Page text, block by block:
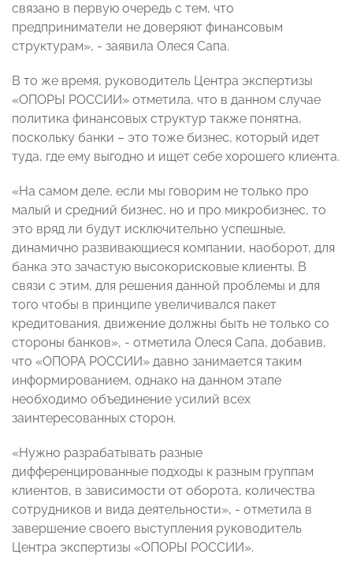
связано в первую очередь с тем, что
предприниматели не доверяют финансовым
структурам», - заявила Олеся Сапа.
В то же время, руководитель Центра экспертизы
«ОПОРЫ РОССИИ» отметила, что в данном случае
политика финансовых структур также понятна,
поскольку банки – это тоже бизнес, который идет
туда, где ему выгодно и ищет себе хорошего клиента.
«На самом деле, если мы говорим не только про
малый и средний бизнес, но и про микробизнес, то
это вряд ли будут исключительно успешные,
динамично развивающиеся компании, наоборот, для
банка это зачастую высокорисковые клиенты. В
связи с этим, для решения данной проблемы и для
того чтобы в принципе увеличивался пакет
кредитования, движение должны быть не только со
стороны банков», - отметила Олеся Сапа, добавив,
что «ОПОРА РОССИИ» давно занимается таким
информированием, однако на данном этапе
необходимо объединение усилий всех
заинтересованных сторон.
«Нужно разрабатывать разные
дифференцированные подходы к разным группам
клиентов, в зависимости от оборота, количества
сотрудников и вида деятельности», - отметила в
завершение своего выступления руководитель
Центра экспертизы «ОПОРЫ РОССИИ».